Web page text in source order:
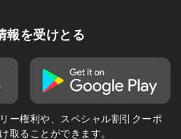
報を受けとる
ー権利や、スペシャル割引クーポ
取ることができます。